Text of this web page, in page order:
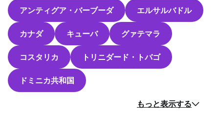
アンティグア・バーブーダ エルサルバドル
カナダ キューバ グァテマラ
コスタリカ トリニダード・トバゴ
ドミニカ共和国
もっと表示する